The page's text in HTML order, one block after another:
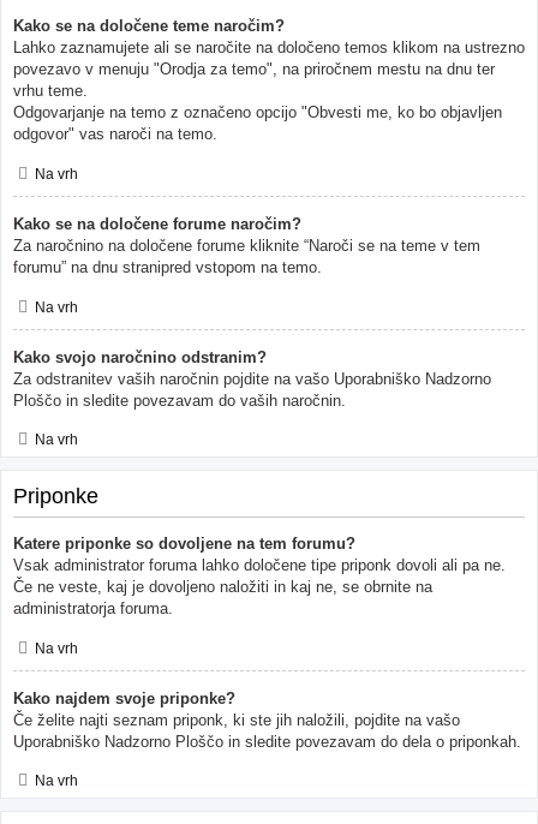
Kako se na določene teme naročim?
Lahko zaznamujete ali se naročite na določeno temos klikom na ustrezno
povezavo v menuju "Orodja za temo", na priročnem mestu na dnu ter
vrhu teme.
Odgovarjanje na temo z označeno opcijo "Obvesti me, ko bo objavljen
odgovor" vas naroči na temo.
Na vrh
Kako se na določene forume naročim?
Za naročnino na določene forume kliknite “Naroči se na teme v tem
forumu” na dnu stranipred vstopom na temo.
Na vrh
Kako svojo naročnino odstranim?
Za odstranitev vaših naročnin pojdite na vašo Uporabniško Nadzorno
Ploščo in sledite povezavam do vaših naročnin.
Na vrh
Priponke
Katere priponke so dovoljene na tem forumu?
Vsak administrator foruma lahko določene tipe priponk dovoli ali pa ne.
Če ne veste, kaj je dovoljeno naložiti in kaj ne, se obrnite na
administratorja foruma.
Na vrh
Kako najdem svoje priponke?
Če želite najti seznam priponk, ki ste jih naložili, pojdite na vašo
Uporabniško Nadzorno Ploščo in sledite povezavam do dela o priponkah.
Na vrh